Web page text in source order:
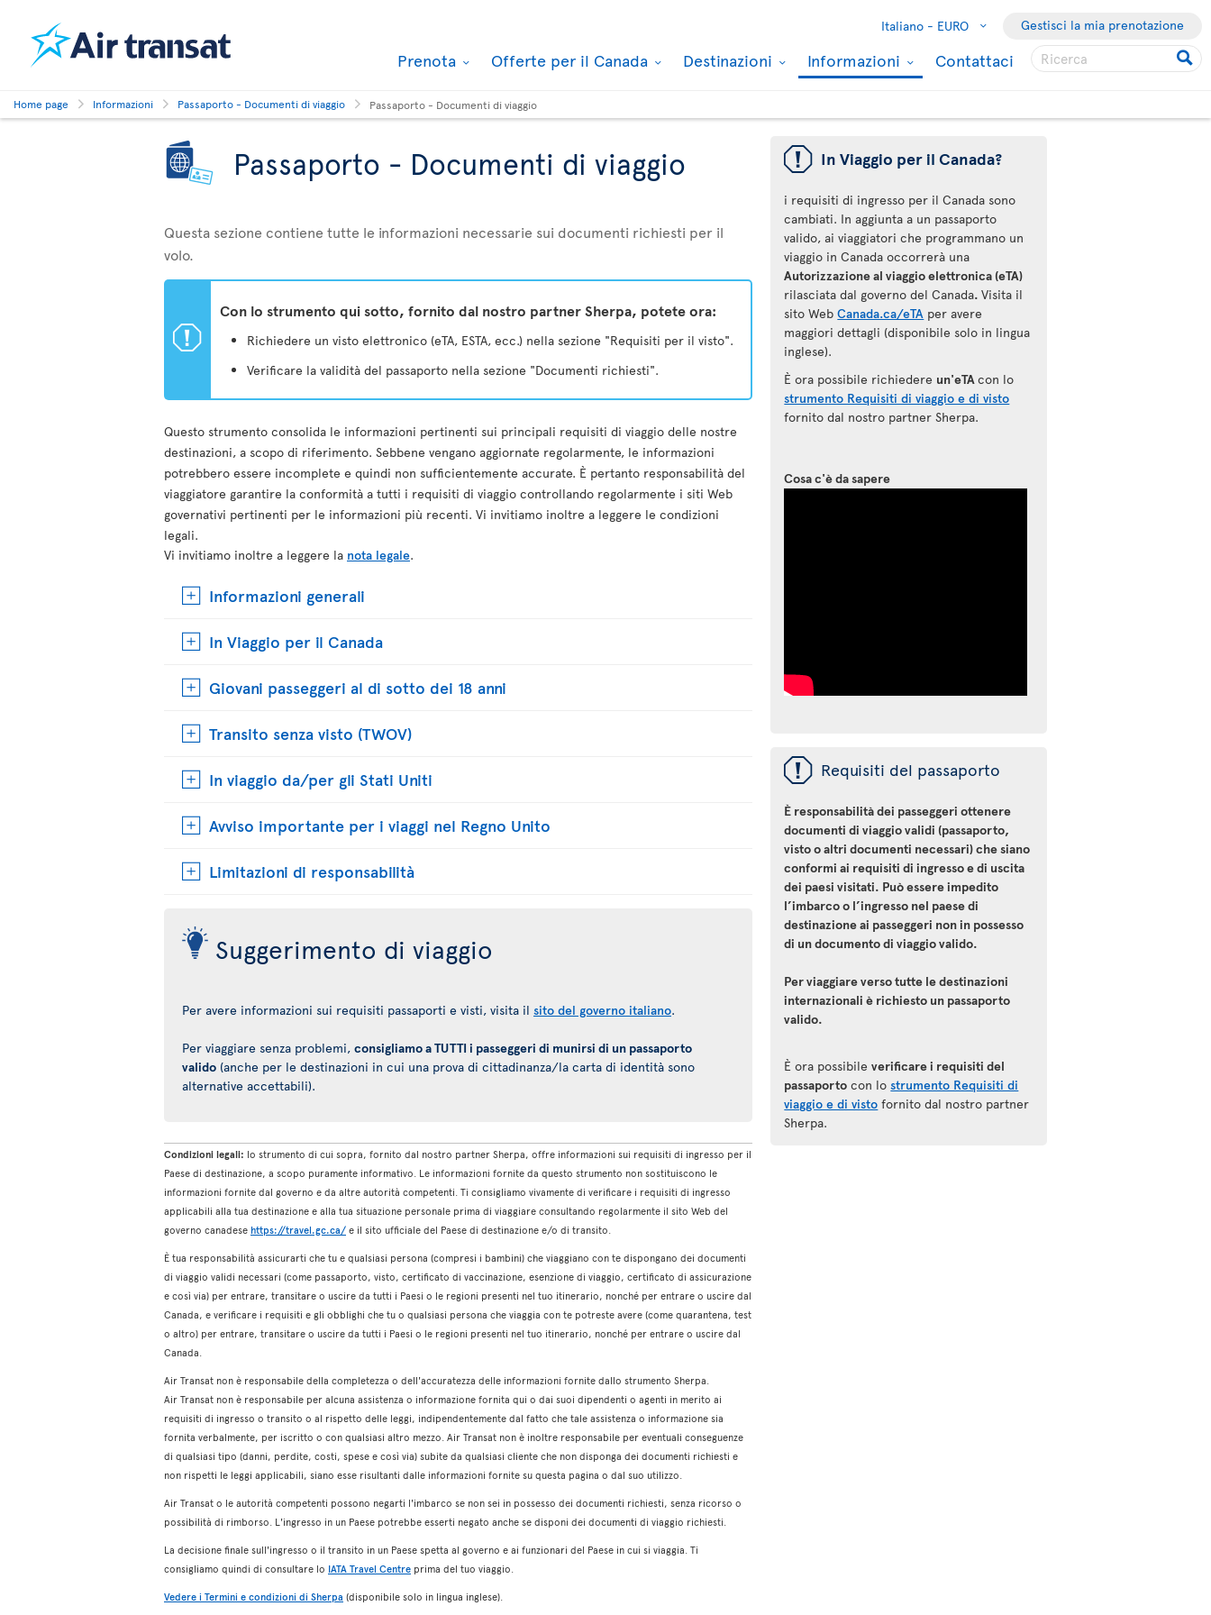
Italiano - EURO Gestisci la mia prenotazione
Prenota Offerte per il Canada Destinazioni Informazioni Contattaci
Home page Informazioni Passaporto - Documenti di viaggio Passaporto - Documenti di viaggio
Passaporto - Documenti di viaggio
Questa sezione contiene tutte le informazioni necessarie sui documenti richiesti per il
volo.
ü
Con lo strumento qui sotto, fornito dal nostro partner Sherpa, potete ora:
Richiedere un visto elettronico (eTA, ESTA, ecc.) nella sezione "Requisiti per il visto".
Verificare la validità del passaporto nella sezione "Documenti richiesti".
Questo strumento consolida le informazioni pertinenti sui principali requisiti di viaggio delle nostre
destinazioni, a scopo di riferimento. Sebbene vengano aggiornate regolarmente, le informazioni
potrebbero essere incomplete e quindi non sufficientemente accurate. È pertanto responsabilità del
viaggiatore garantire la conformità a tutti i requisiti di viaggio controllando regolarmente i siti Web
governativi pertinenti per le informazioni più recenti. Vi invitiamo inoltre a leggere le condizioni
legali.
Vi invitiamo inoltre a leggere la nota legale.
Informazioni generali
In Viaggio per il Canada
Giovani passeggeri al di sotto dei 18 anni
Transito senza visto (TWOV)
In viaggio da/per gli Stati Uniti
Avviso importante per i viaggi nel Regno Unito
Limitazioni di responsabilità
Suggerimento di viaggio
Per avere informazioni sui requisiti passaporti e visti, visita il sito del governo italiano.
Per viaggiare senza problemi, consigliamo a TUTTI i passeggeri di munirsi di un passaporto
valido (anche per le destinazioni in cui una prova di cittadinanza/la carta di identità sono
alternative accettabili).
Condizioni legali: lo strumento di cui sopra, fornito dal nostro partner Sherpa, offre informazioni sui requisiti di ingresso per il
Paese di destinazione, a scopo puramente informativo. Le informazioni fornite da questo strumento non sostituiscono le
informazioni fornite dal governo e da altre autorità competenti. Ti consigliamo vivamente di verificare i requisiti di ingresso
applicabili alla tua destinazione e alla tua situazione personale prima di viaggiare consultando regolarmente il sito Web del
governo canadese https://travel.gc.ca/ e il sito ufficiale del Paese di destinazione e/o di transito.
È tua responsabilità assicurarti che tu e qualsiasi persona (compresi i bambini) che viaggiano con te dispongano dei documenti
di viaggio validi necessari (come passaporto, visto, certificato di vaccinazione, esenzione di viaggio, certificato di assicurazione
e così via) per entrare, transitare o uscire da tutti i Paesi o le regioni presenti nel tuo itinerario, nonché per entrare o uscire dal
Canada, e verificare i requisiti e gli obblighi che tu o qualsiasi persona che viaggia con te potreste avere (come quarantena, test
o altro) per entrare, transitare o uscire da tutti i Paesi o le regioni presenti nel tuo itinerario, nonché per entrare o uscire dal
Canada.
Air Transat non è responsabile della completezza o dell'accuratezza delle informazioni fornite dallo strumento Sherpa.
Air Transat non è responsabile per alcuna assistenza o informazione fornita qui o dai suoi dipendenti o agenti in merito ai
requisiti di ingresso o transito o al rispetto delle leggi, indipendentemente dal fatto che tale assistenza o informazione sia
fornita verbalmente, per iscritto o con qualsiasi altro mezzo. Air Transat non è inoltre responsabile per eventuali conseguenze
di qualsiasi tipo (danni, perdite, costi, spese e così via) subite da qualsiasi cliente che non disponga dei documenti richiesti e
non rispetti le leggi applicabili, siano esse risultanti dalle informazioni fornite su questa pagina o dal suo utilizzo.
Air Transat o le autorità competenti possono negarti l'imbarco se non sei in possesso dei documenti richiesti, senza ricorso o
possibilità di rimborso. L'ingresso in un Paese potrebbe esserti negato anche se disponi dei documenti di viaggio richiesti.
La decisione finale sull'ingresso o il transito in un Paese spetta al governo e ai funzionari del Paese in cui si viaggia. Ti
consigliamo quindi di consultare lo IATA Travel Centre prima del tuo viaggio.
Vedere i Termini e condizioni di Sherpa (disponibile solo in lingua inglese).
ü In Viaggio per il Canada?
i requisiti di ingresso per il Canada sono
cambiati. In aggiunta a un passaporto
valido, ai viaggiatori che programmano un
viaggio in Canada occorrerà una
Autorizzazione al viaggio elettronica (eTA)
rilasciata dal governo del Canada.Visita il
sito WebCanada.ca/eTA per avere
maggiori dettagli (disponibile solo in lingua
inglese).
È ora possibile richiedere un'eTAcon lo
strumento Requisiti di viaggio e di visto
fornito dal nostro partner Sherpa.
Cosa c'è da sapere
ü Requisiti del passaporto
È responsabilità dei passeggeri ottenere
documenti di viaggio validi (passaporto,
visto o altri documenti necessari) che siano
conformi ai requisiti di ingresso e di uscita
dei paesi visitati. Può essere impedito
l’imbarco o l’ingresso nel paese di
destinazione ai passeggeri non in possesso
di un documento di viaggio valido.
Per viaggiare verso tutte le destinazioni
internazionali è richiesto un passaporto
valido.
È ora possibileverificare i requisiti del
passaporto con lostrumento Requisiti di
viaggio e di visto fornito dal nostro partner
Sherpa.